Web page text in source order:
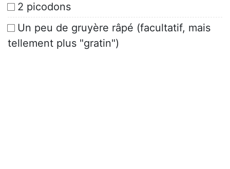
2 picodons
Un peu de gruyère râpé (facultatif, mais
tellement plus "gratin")